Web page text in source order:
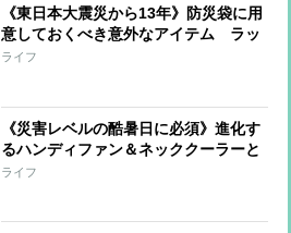
《東日本大震災から13年》防災袋に用
意しておくべき意外なアイテム ラッ
プ、ペットシーツ…災害時に役立つ便
ライフ
《災害レベルの酷暑日に必須》進化す
るハンディファン＆ネッククーラーと
使う際の注意点「気温が体温より低い
ライフ